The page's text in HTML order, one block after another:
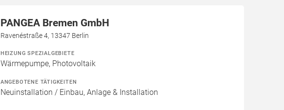
PANGEA Bremen GmbH
Ravenéstraße 4, 13347 Berlin
HEIZUNG SPEZIALGEBIETE
Wärmepumpe, Photovoltaik
ANGEBOTENE TÄTIGKEITEN
Neuinstallation / Einbau, Anlage & Installation